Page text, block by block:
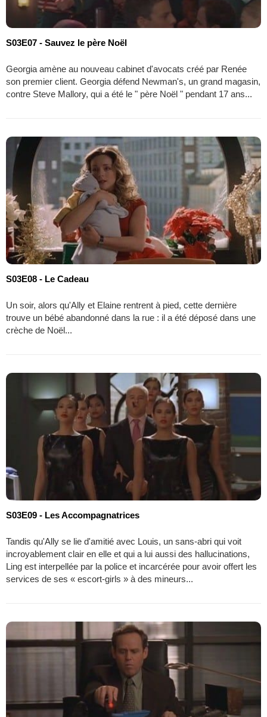
S03E07 - Sauvez le père Noël
Georgia amène au nouveau cabinet d'avocats créé par Renée
son premier client. Georgia défend Newman's, un grand magasin,
contre Steve Mallory, qui a été le " père Noël " pendant 17 ans...
S03E08 - Le Cadeau
Un soir, alors qu'Ally et Elaine rentrent à pied, cette dernière
trouve un bébé abandonné dans la rue : il a été déposé dans une
crèche de Noël...
S03E09 - Les Accompagnatrices
Tandis qu'Ally se lie d'amitié avec Louis, un sans-abri qui voit
incroyablement clair en elle et qui a lui aussi des hallucinations,
Ling est interpellée par la police et incarcérée pour avoir offert les
services de ses « escort-girls » à des mineurs...